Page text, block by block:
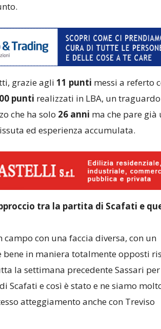
grazie agli 11 punti messi a referto
punti realizzati in LBA, un traguardo
che ha solo 26 anni ma che pare già
ed esperienza accumulata.
tra la partita di Scafati e
con una faccia diversa, con un
in maniera totalmente opposti
la settimana precedente Sassari
Scafati e così è stato e ne siamo
atteggiamento anche con Treviso